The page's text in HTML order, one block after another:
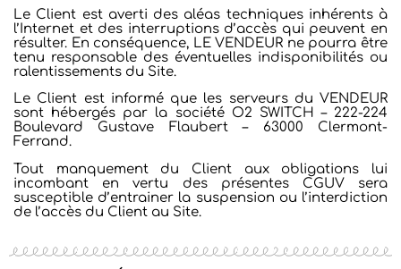
Le Client est averti des aléas techniques inhérents à
l’Internet et des interruptions d’accès qui peuvent en
résulter. En conséquence, LE VENDEUR ne pourra être
tenu responsable des éventuelles indisponibilités ou
ralentissements du Site.
Le Client est informé que les serveurs du VENDEUR
sont hébergés par la société O2 SWITCH – 222-224
Boulevard Gustave Flaubert – 63000 Clermont-
Ferrand.
Tout manquement du Client aux obligations lui
incombant en vertu des présentes CGUV sera
susceptible d’entrainer la suspension ou l’interdiction
de l’accès du Client au Site.